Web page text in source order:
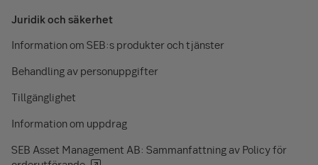
Juridik och säkerhet
Information om SEB:s produkter och tjänster
Behandling av personuppgifter
Tillgänglighet
Information om uppdrag
SEB Asset Management AB: Sammanfattning av Policy för